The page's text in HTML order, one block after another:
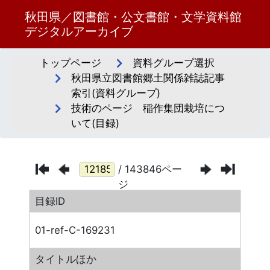
秋田県／図書館・公文書館・文学資料館
デジタルアーカイブ
トップページ
資料グループ選択
秋田県立図書館郷土関係雑誌記事
索引(資料グループ)
技術のページ 稲作集団栽培につ
いて(目録)
/ 143846ペー
ジ
目録ID
01-ref-C-169231
タイトルほか